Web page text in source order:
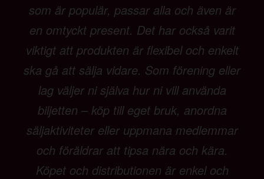
som är populär, passar alla och även är
en omtyckt present. Det har också varit
viktigt att produkten är flexibel och enkelt
ska gå att sälja vidare. Som förening eller
lag väljer ni själva hur ni vill använda
biljetten – köp till eget bruk, anordna
säljaktiviteter eller uppmana medlemmar
och föräldrar att tipsa nära och kära.
Köpet och distributionen är enkel och